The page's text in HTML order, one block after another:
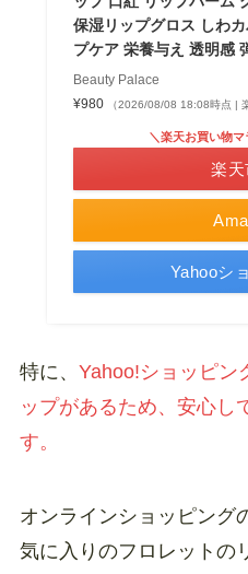
保湿リップグロス しわ
プケア 栄養与え 透明感
Beauty Palace
¥980
（2026/08/08 18:08時点 |
＼楽天お買い物
楽
Yahooシ
特に、 Yahoo!ショッピン
ップがあるため、安心し
す。
オンラインショッピング
気に入りのフロレットの